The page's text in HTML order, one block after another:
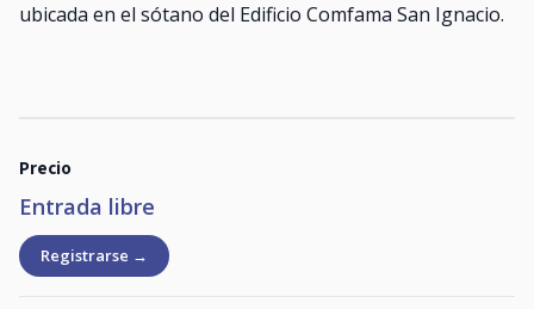
ubicada en el sótano del Edificio Comfama San Ignacio.
Precio
Entrada libre
Registrarse →